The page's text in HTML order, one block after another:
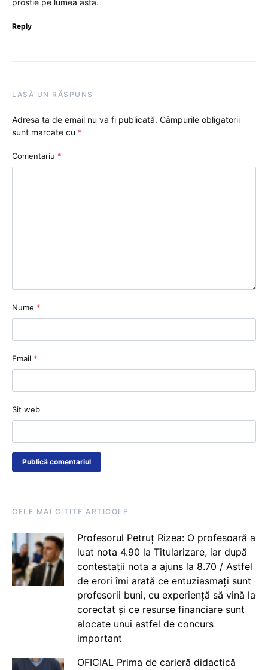
prostie pe lumea asta.
Reply
LASĂ UN RĂSPUNS
Adresa ta de email nu va fi publicată. Câmpurile obligatorii
sunt marcate cu *
Comentariu *
Nume *
Email *
Sit web
CELE MAI CITITE ARTICOLE
Profesorul Petruț Rizea: O profesoară a
luat nota 4.90 la Titularizare, iar după
contestații nota a ajuns la 8.70 / Astfel
de erori îmi arată ce entuziasmați sunt
profesorii buni, cu experiență să vină la
corectat și ce resurse financiare sunt
alocate unui astfel de concurs
important
OFICIAL Prima de carieră didactică